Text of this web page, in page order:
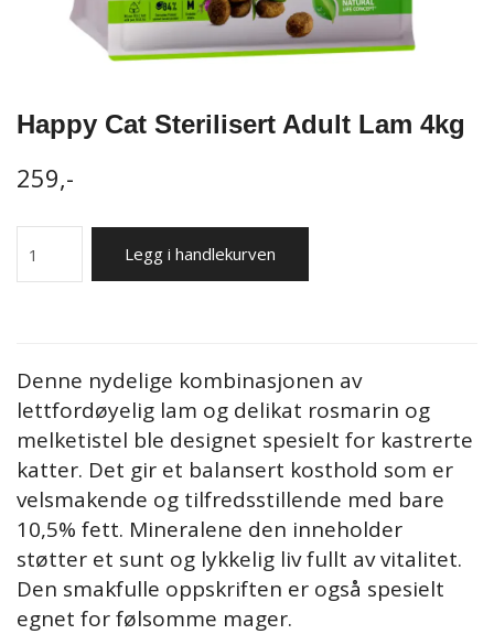
Happy Cat Sterilisert Adult Lam 4kg
259,-
Legg i handlekurven
Denne nydelige kombinasjonen av
lettfordøyelig lam og delikat rosmarin og
melketistel ble designet spesielt for kastrerte
katter. Det gir et balansert kosthold som er
velsmakende og tilfredsstillende med bare
10,5% fett. Mineralene den inneholder
støtter et sunt og lykkelig liv fullt av vitalitet.
Den smakfulle oppskriften er også spesielt
egnet for følsomme mager.